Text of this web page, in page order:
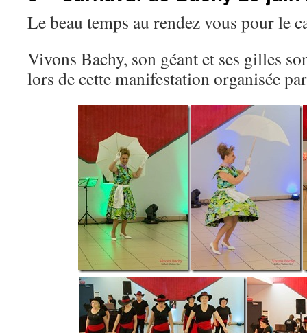
Le beau temps au rendez vous pour le
Vivons Bachy, son géant et ses gilles
lors de cette manifestation organisée